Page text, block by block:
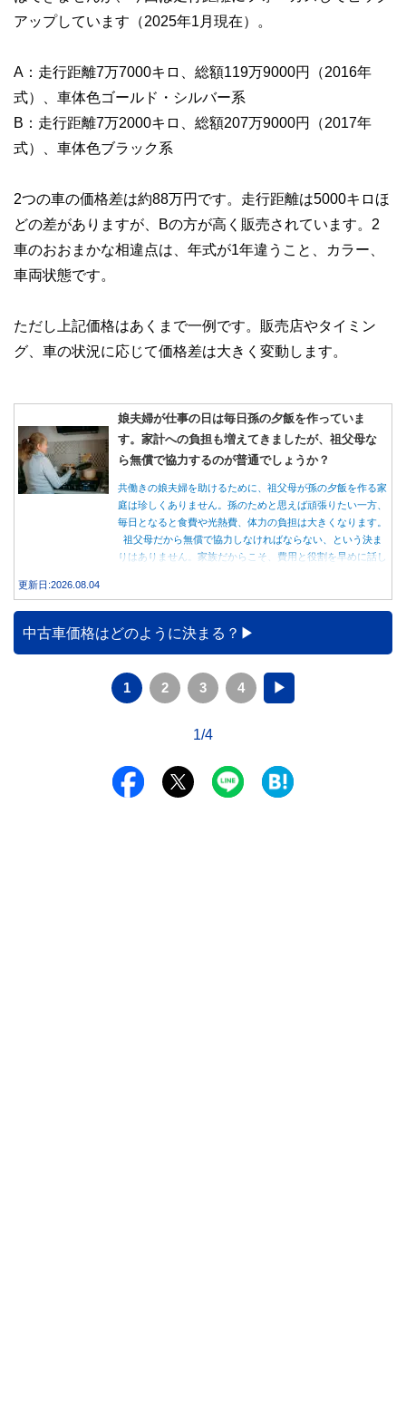
アップしています（2025年1月現在）。
A：走行距離7万7000キロ、総額119万9000円（2016年
式）、車体色ゴールド・シルバー系
B：走行距離7万2000キロ、総額207万9000円（2017年
式）、車体色ブラック系
2つの車の価格差は約88万円です。走行距離は5000キロほ
どの差がありますが、Bの方が高く販売されています。2
車のおおまかな相違点は、年式が1年違うこと、カラー、
車両状態です。
ただし上記価格はあくまで一例です。販売店やタイミン
グ、車の状況に応じて価格差は大きく変動します。
娘夫婦が仕事の日は毎日孫の夕飯を作っていま
す。家計への負担も増えてきましたが、祖父母な
ら無償で協力するのが普通でしょうか？
共働きの娘夫婦を助けるために、祖父母が孫の夕飯を作る家
庭は珍しくありません。孫のためと思えば頑張りたい一方、
毎日となると食費や光熱費、体力の負担は大きくなります。
祖父母だから無償で協力しなければならない、という決ま
りはありません。家族だからこそ、費用と役割を早めに話し
更新日:2026.08.04
中古車価格はどのように決まる？
1 2 3 4 ▶
1/4